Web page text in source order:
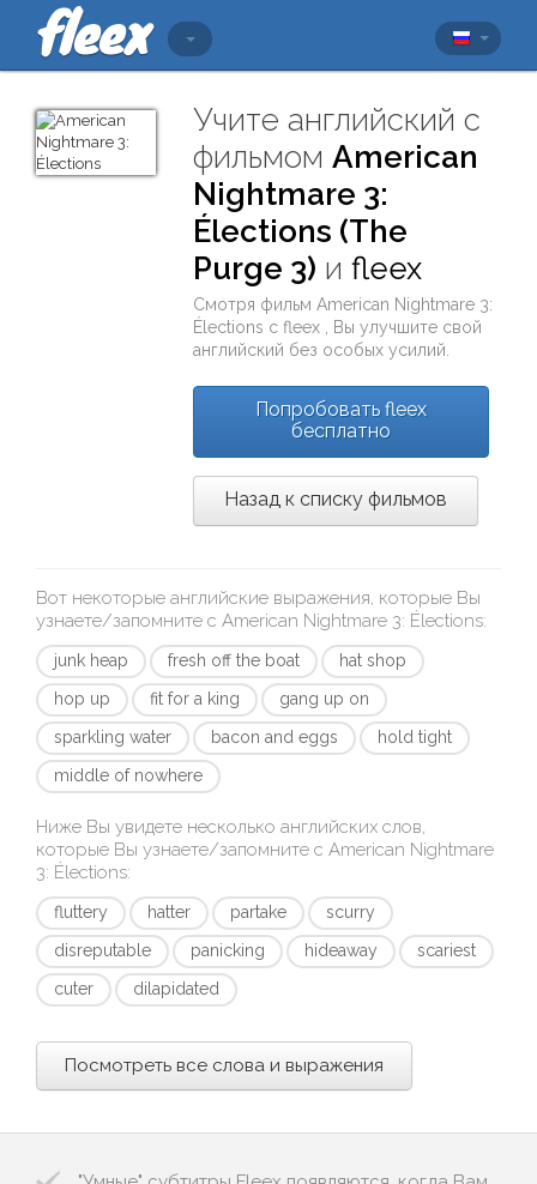
Учите английский с
фильмомAmerican
Nightmare 3:
Élections (The
Purge 3) иfleex
Смотря фильмAmerican Nightmare 3:
Élections сfleex
, Вы улучшите свой
английский без особых усилий.
Попробовать fleex
бесплатно
Назад к списку фильмов
Вот некоторые английские выражения, которые Вы
узнаете/запомните с American Nightmare 3: Élections:
junk heap fresh off the boat
hat shop
hop up
fit for a king
gang up on
sparkling water
bacon and eggs
hold tight
middle of nowhere
Ниже Вы увидете несколько английских слов,
которые Вы узнаете/запомните с American Nightmare
3: Élections:
fluttery hatter partake
scurry
disreputable
panicking hideaway
scariest
cuter
dilapidated
Посмотреть все слова и выражения